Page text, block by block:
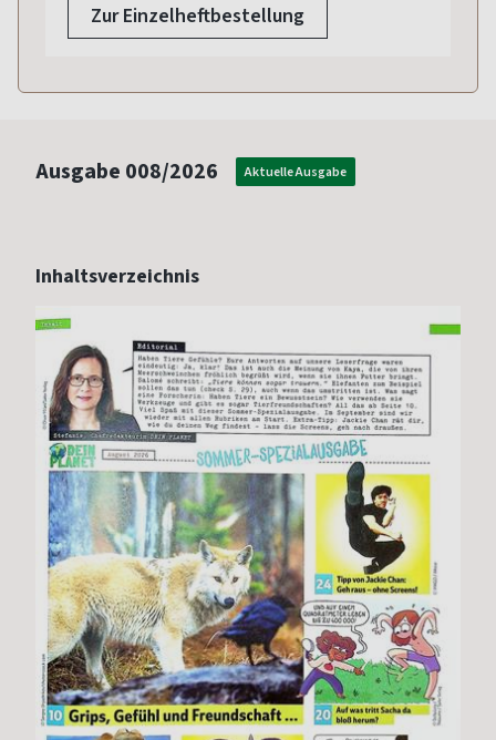
Zur Einzelheftbestellung
Ausgabe 008/2026 Aktuelle Ausgabe
Inhaltsverzeichnis